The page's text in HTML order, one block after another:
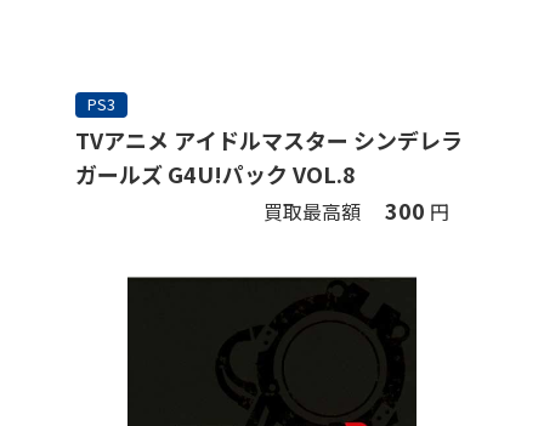
PS3
TVアニメ アイドルマスター シンデレラ
ガールズ G4U!パック VOL.8
買取最高額 300 円